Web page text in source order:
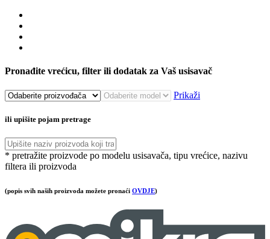
Pronađite vrećicu, filter ili dodatak za Vaš usisavač
Prikaži
ili upišite pojam pretrage
* pretražite proizvode po modelu usisavača, tipu vrećice, nazivu
filtera ili proizvoda
(popis svih naših proizvoda možete pronaći OVDJE)